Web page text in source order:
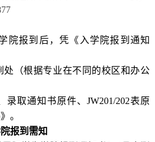
院报到后，凭《入学院报到通知
处（根据专业在不同的校区和办公
录取通知书原件、JW201/202表原
。
报到需知